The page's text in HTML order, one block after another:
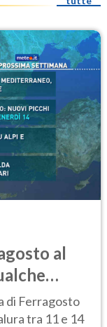
al
di Ferragosto
tra 11 e 14